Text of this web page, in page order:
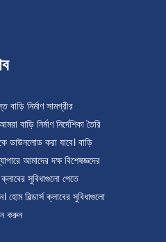
নির্মাণ সামগ্রীর
বাড়ি নির্মাণ নির্দেশিকা তৈরি
ডাউনলোড করা যাবে। বাড়ি
আমাদের দক্ষ বিশেষজ্ঞদের
ক্লাবের সুবিধাগুলো পেতে
হোম বিল্ডার্স ক্লাবের সুবিধাগুলো
করুন